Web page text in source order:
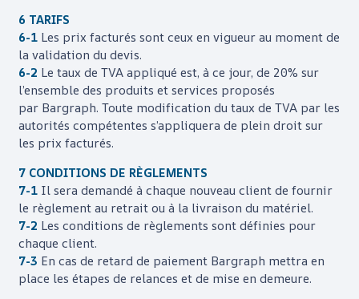
6 TARIFS
6-1 Les prix facturés sont ceux en vigueur au moment de
la validation du devis.
6-2 Le taux de TVA appliqué est, à ce jour, de 20% sur
l’ensemble des produits et services proposés
par Bargraph. Toute modification du taux de TVA par les
autorités compétentes s’appliquera de plein droit sur
les prix facturés.
7 CONDITIONS DE RÈGLEMENTS
7-1 Il sera demandé à chaque nouveau client de fournir
le règlement au retrait ou à la livraison du matériel.
7-2 Les conditions de règlements sont définies pour
chaque client.
7-3 En cas de retard de paiement Bargraphmettra en
place les étapes de relances et de mise en demeure.